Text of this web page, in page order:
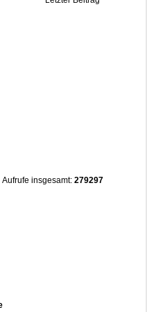
Aufrufe insgesamt: 279297